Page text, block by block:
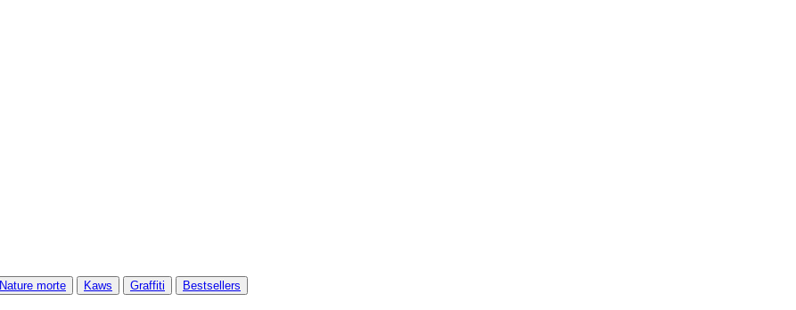
Nature morte Kaws Graffiti Bestsellers